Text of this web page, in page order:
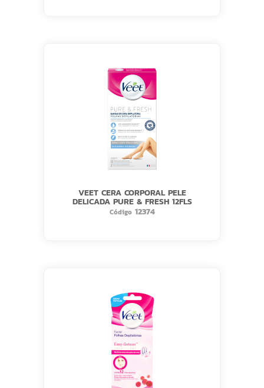
VEET CERA CORPORAL PELE
DELICADA PURE & FRESH 12FLS
Código12374